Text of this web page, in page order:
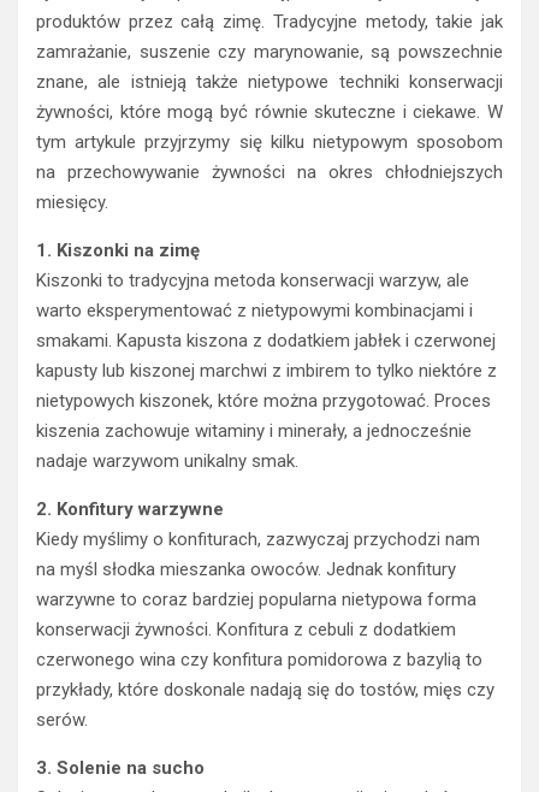
produktów przez całą zimę. Tradycyjne metody, takie jak
zamrażanie, suszenie czy marynowanie, są powszechnie
znane, ale istnieją także nietypowe techniki konserwacji
żywności, które mogą być równie skuteczne i ciekawe. W
tym artykule przyjrzymy się kilku nietypowym sposobom
na przechowywanie żywności na okres chłodniejszych
miesięcy.
1. Kiszonki na zimę
Kiszonki to tradycyjna metoda konserwacji warzyw, ale
warto eksperymentować z nietypowymi kombinacjami i
smakami. Kapusta kiszona z dodatkiem jabłek i czerwonej
kapusty lub kiszonej marchwi z imbirem to tylko niektóre z
nietypowych kiszonek, które można przygotować. Proces
kiszenia zachowuje witaminy i minerały, a jednocześnie
nadaje warzywom unikalny smak.
2. Konfitury warzywne
Kiedy myślimy o konfiturach, zazwyczaj przychodzi nam
na myśl słodka mieszanka owoców. Jednak konfitury
warzywne to coraz bardziej popularna nietypowa forma
konserwacji żywności. Konfitura z cebuli z dodatkiem
czerwonego wina czy konfitura pomidorowa z bazylią to
przykłady, które doskonale nadają się do tostów, mięs czy
serów.
3. Solenie na sucho